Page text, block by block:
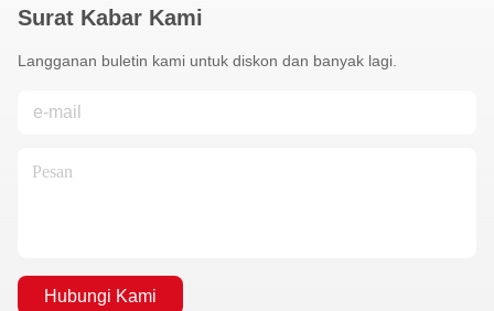
Surat Kabar Kami
Langganan buletin kami untuk diskon dan banyak lagi.
Hubungi Kami